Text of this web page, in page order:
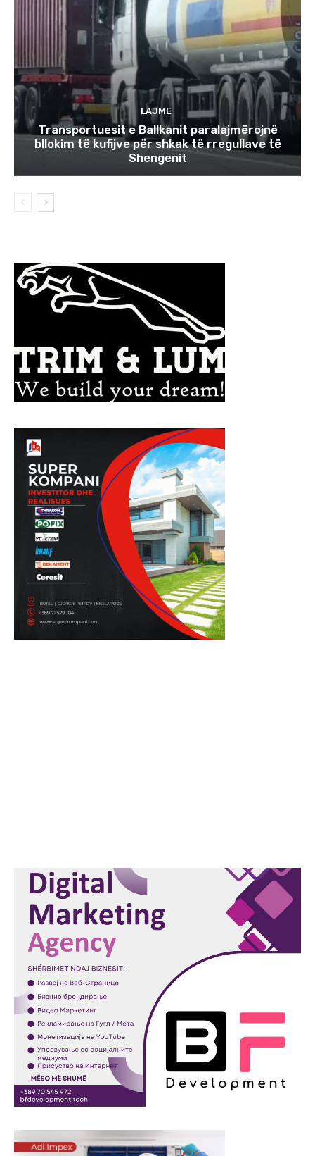
LAJME
Transportuesit e Ballkanit paralajmërojnë
bllokim të kufijve për shkak të rregullave të
Shengenit